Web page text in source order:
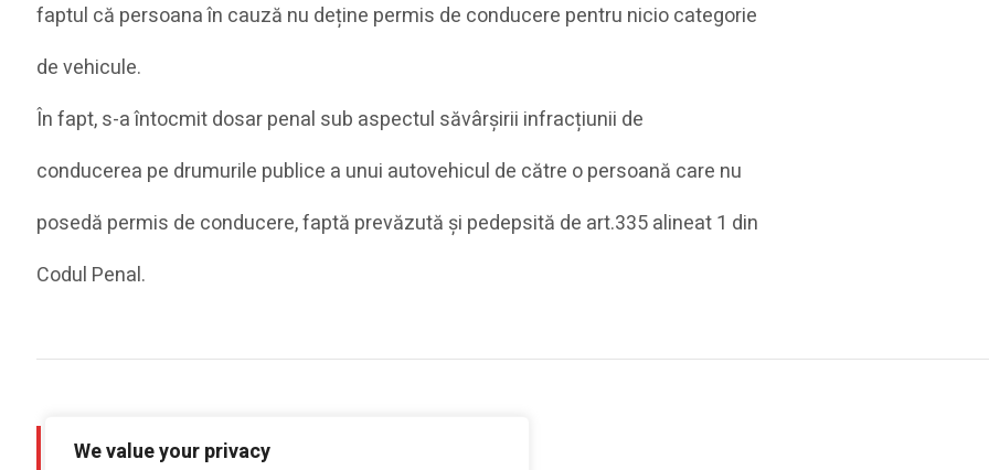
We value your privacy
faptul că persoana în cauză nu deține permis de conducere pentru nicio categorie
de vehicule.
În fapt, s-a întocmit dosar penal sub aspectul săvârșirii infracțiunii de
conducerea pe drumurile publice a unui autovehicul de către o persoană care nu
posedă permis de conducere, faptă prevăzută și pedepsită de art.335 alineat 1 din
Codul Penal.
PREV POST